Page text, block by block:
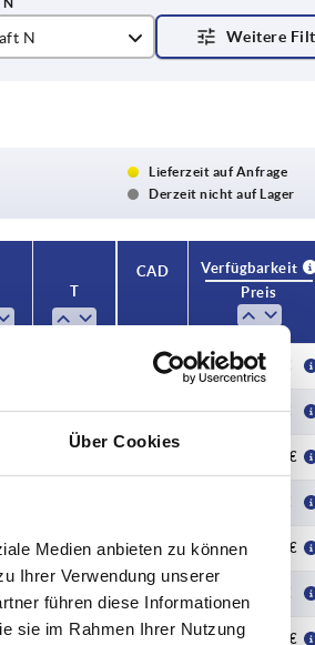
Über Cookies
Medien anbieten zu können
Ihrer Verwendung unserer
führen diese Informationen
sie im Rahmen Ihrer Nutzung
N
Lieferzeit auf Anfrage
Derzeit nicht auf Lager
T
CAD
Verfügbarkeit
Preis
8,70 €
13,6 8,90 €
10,31 €
9,10 €
11 10,57 €
13,6 9,30 €
11 10,69 €